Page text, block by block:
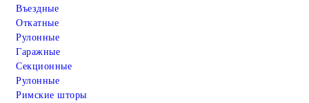
Въездные
Откатные
Рулонные
Гаражные
Cекционные
Рулонные
Римские шторы